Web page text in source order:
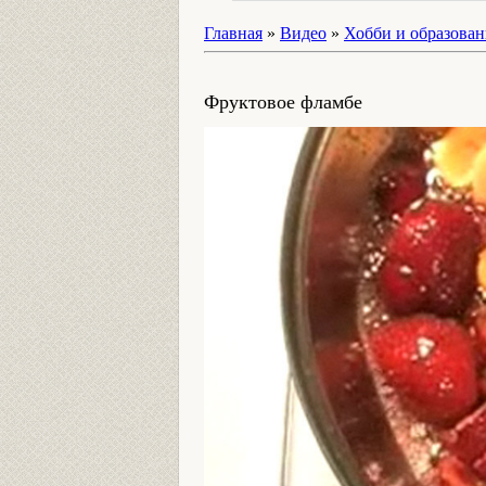
Главная » Видео » Хобби и
Фруктовое фламбе